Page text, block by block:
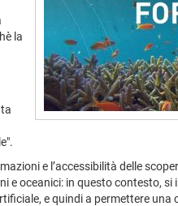
la
e l’accessibilità delle
oceanici: in questo contesto,
e quindi a permettere